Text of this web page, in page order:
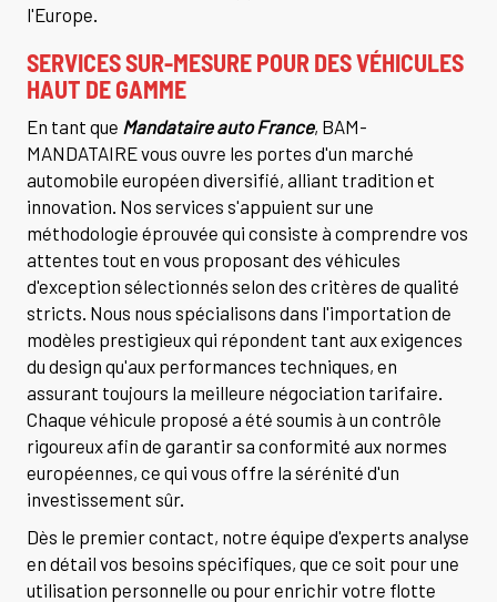
l'Europe.
SERVICES SUR-MESURE POUR DES VÉHICULES
HAUT DE GAMME
En tant que Mandataire auto France, BAM-
MANDATAIRE vous ouvre les portes d'un marché
automobile européen diversifié, alliant tradition et
innovation. Nos services s'appuient sur une
méthodologie éprouvée qui consiste à comprendre vos
attentes tout en vous proposant des véhicules
d'exception sélectionnés selon des critères de qualité
stricts. Nous nous spécialisons dans l'importation de
modèles prestigieux qui répondent tant aux exigences
du design qu'aux performances techniques, en
assurant toujours la meilleure négociation tarifaire.
Chaque véhicule proposé a été soumis à un contrôle
rigoureux afin de garantir sa conformité aux normes
européennes, ce qui vous offre la sérénité d'un
investissement sûr.
Dès le premier contact, notre équipe d'experts analyse
en détail vos besoins spécifiques, que ce soit pour une
utilisation personnelle ou pour enrichir votre flotte